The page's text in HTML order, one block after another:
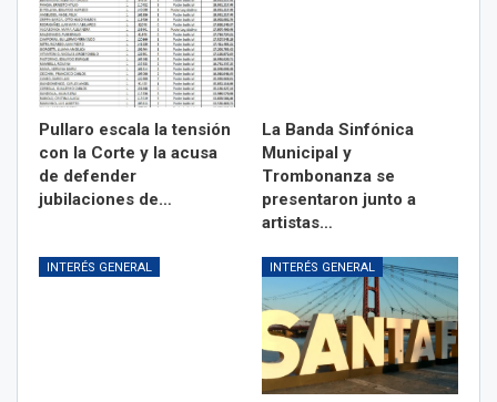
Pullaro escala la tensión
con la Corte y la acusa
de defender
jubilaciones de…
La Banda Sinfónica
Municipal y
Trombonanza se
presentaron junto a
artistas…
INTERÉS GENERAL INTERÉS GENERAL